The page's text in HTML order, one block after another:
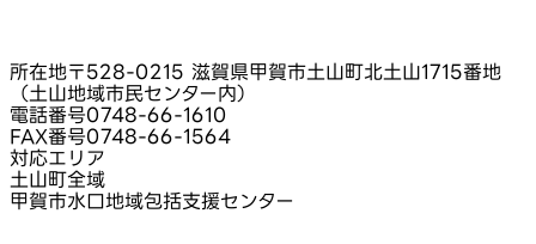
所在地〒528-0215 滋賀県甲賀市土山町北土山1715番地
（土山地域市民センター内）
電話番号0748-66-1610
FAX番号0748-66-1564
対応エリア
土山町全域
甲賀市水口地域包括支援センター